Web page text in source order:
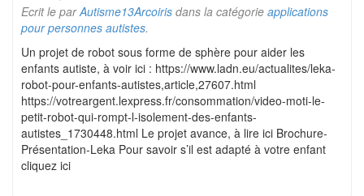
Ecrit le parAutisme13Arcoiris dans la catégorie applications
pour personnes autistes.
Un projet de robot sous forme de sphère pour aider les
enfants autiste, à voir ici : https://www.ladn.eu/actualites/leka-
robot-pour-enfants-autistes,article,27607.html
https://votreargent.lexpress.fr/consommation/video-moti-le-
petit-robot-qui-rompt-l-isolement-des-enfants-
autistes_1730448.html Le projet avance, à lire ici Brochure-
Présentation-Leka Pour savoir s’il est adapté à votre enfant
cliquez ici